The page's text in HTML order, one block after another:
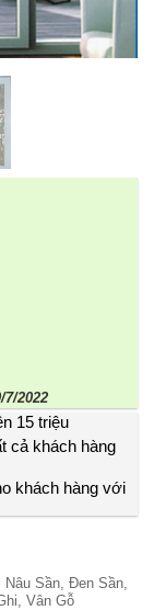
2022
15 triệu
cả khách hàng
khách hàng với
Sần, Đen Sần,
Vân Gỗ